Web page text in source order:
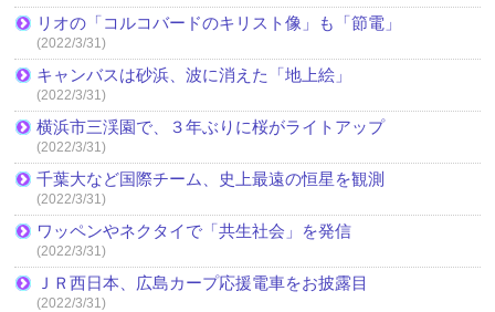
リオの「コルコバードのキリスト像」も「節電」
(2022/3/31)
キャンバスは砂浜、波に消えた「地上絵」
(2022/3/31)
横浜市三渓園で、３年ぶりに桜がライトアップ
(2022/3/31)
千葉大など国際チーム、史上最遠の恒星を観測
(2022/3/31)
ワッペンやネクタイで「共生社会」を発信
(2022/3/31)
ＪＲ西日本、広島カープ応援電車をお披露目
(2022/3/31)